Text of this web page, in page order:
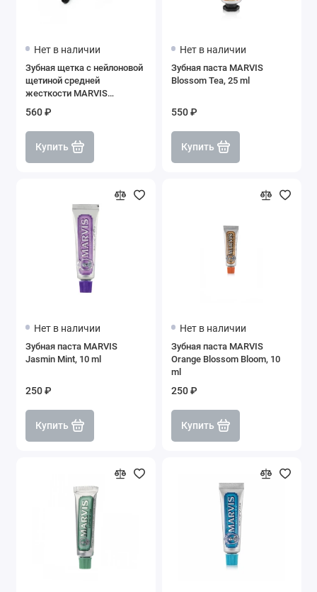
Нет в наличии
Зубная щетка с нейлоновой
щетиной средней
жесткости MARVIS
560 ₽
Купить
Нет в наличии
Зубная паста MARVIS
Blossom Tea, 25 ml
550 ₽
Купить
Нет в наличии
Зубная паста MARVIS
Jasmin Mint, 10 ml
250 ₽
Купить
Нет в наличии
Зубная паста MARVIS
Orange Blossom Bloom, 10
ml
250 ₽
Купить